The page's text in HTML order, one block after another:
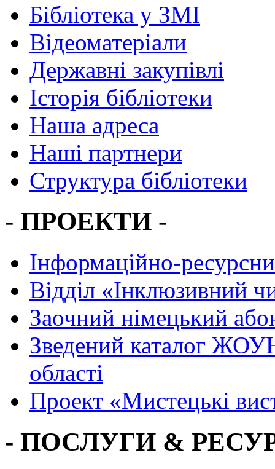
Бібліотека у ЗМІ
Відеоматеріали
Державні закупівлі
Історія бібліотеки
Наша адреса
Наші партнери
Структура бібліотеки
- ПРОЕКТИ -
Інформаційно-
Вiддiл «Інклюзивний
Заочний німецький
Зведений каталог
області
Проект «Мистецькі
- ПОСЛУГИ &